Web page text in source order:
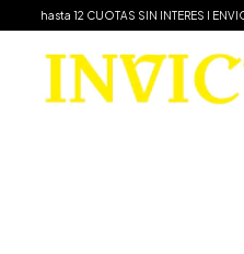
hasta 12 CUOTAS SIN INTERES I